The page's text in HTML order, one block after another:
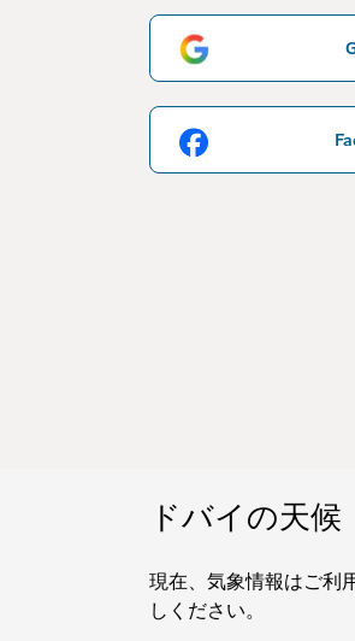
ドバイの天候
現在、気象情報はご利
しください。